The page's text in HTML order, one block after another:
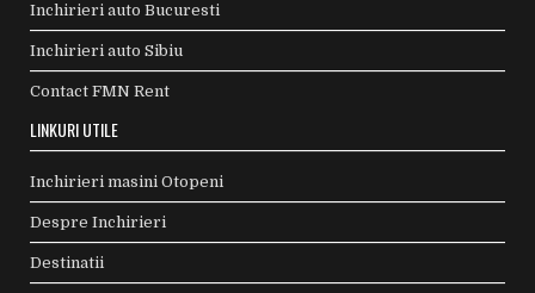
Inchirieri auto Bucuresti
Inchirieri auto Sibiu
Contact FMN Rent
LINKURI UTILE
Inchirieri masini Otopeni
Despre Inchirieri
Destinatii